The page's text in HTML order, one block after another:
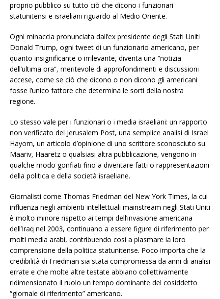
proprio pubblico su tutto ciò che dicono i funzionari
statunitensi e israeliani riguardo al Medio Oriente.
Ogni minaccia pronunciata dall’ex presidente degli Stati Uniti
Donald Trump, ogni tweet di un funzionario americano, per
quanto insignificante o irrilevante, diventa una “notizia
dell’ultima ora”, meritevole di approfondimenti e discussioni
accese, come se ciò che dicono o non dicono gli americani
fosse l’unico fattore che determina le sorti della nostra
regione.
Lo stesso vale per i funzionari o i media israeliani: un rapporto
non verificato del Jerusalem Post, una semplice analisi di Israel
Hayom, un articolo d’opinione di uno scrittore sconosciuto su
Maariv, Haaretz o qualsiasi altra pubblicazione, vengono in
qualche modo gonfiati fino a diventare fatti o rappresentazioni
della politica e della società israeliane.
Giornalisti come Thomas Friedman del New York Times, la cui
influenza negli ambienti intellettuali mainstream negli Stati Uniti
è molto minore rispetto ai tempi dell’invasione americana
dell’Iraq nel 2003, continuano a essere figure di riferimento per
molti media arabi, contribuendo così a plasmare la loro
comprensione della politica statunitense. Poco importa che la
credibilità di Friedman sia stata compromessa da anni di analisi
errate e che molte altre testate abbiano collettivamente
ridimensionato il ruolo un tempo dominante del cosiddetto
“giornale di riferimento” americano.